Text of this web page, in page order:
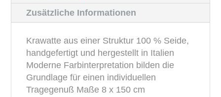
Zusätzliche Informationen
Krawatte aus einer Struktur 100 % Seide,
handgefertigt und hergestellt in Italien
Moderne Farbinterpretation bilden die
Grundlage für einen individuellen
Tragegenuß Maße 8 x 150 cm